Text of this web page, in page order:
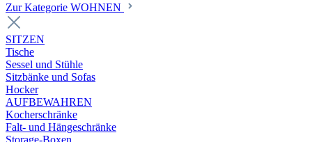
Zur Kategorie WOHNEN
SITZEN
Tische
Sessel und Stühle
Sitzbänke und Sofas
Hocker
AUFBEWAHREN
Kocherschränke
Falt- und Hängeschränke
Storage-Boxen